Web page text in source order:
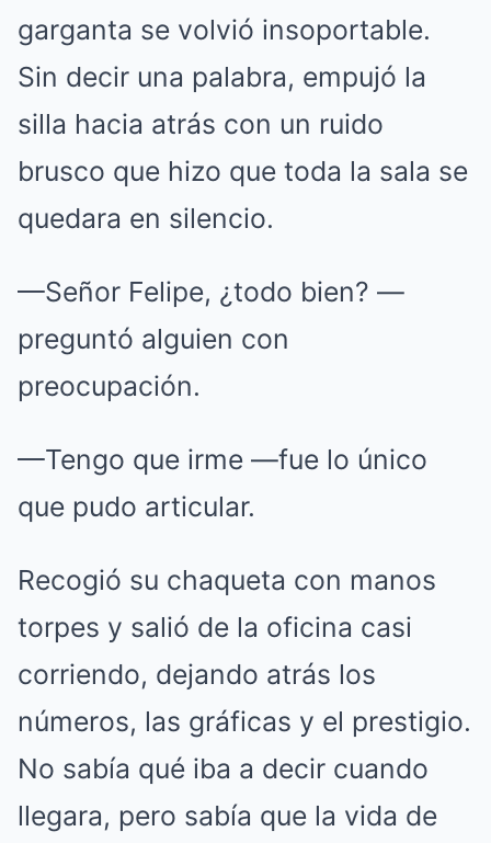
garganta se volvió insoportable.
Sin decir una palabra, empujó la
silla hacia atrás con un ruido
brusco que hizo que toda la sala se
quedara en silencio.
—Señor Felipe, ¿todo bien? —
preguntó alguien con
preocupación.
—Tengo que irme —fue lo único
que pudo articular.
Recogió su chaqueta con manos
torpes y salió de la oficina casi
corriendo, dejando atrás los
números, las gráficas y el prestigio.
No sabía qué iba a decir cuando
llegara, pero sabía que la vida de